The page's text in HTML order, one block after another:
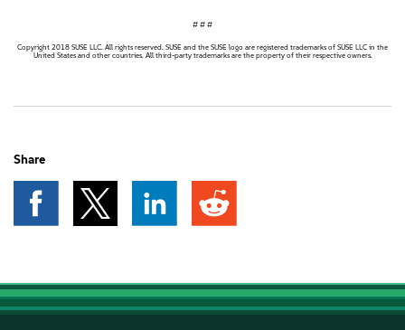
# # #
Copyright 2018 SUSE LLC. All rights reserved. SUSE and the SUSE logo are registered trademarks of SUSE LLC in the
United States and other countries. All third-party trademarks are the property of their respective owners.
Share